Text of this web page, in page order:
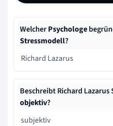
WelcherPsychologe
Stressmodell?
Richard Lazarus
Beschreibt Richard Lazarus
objektiv?
subjektiv